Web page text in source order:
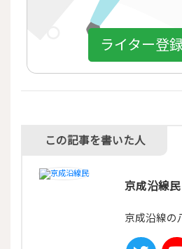
ライター登
この記事を書いた人
京成沿線民
京成沿線の